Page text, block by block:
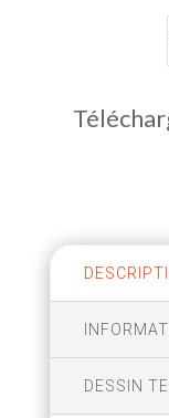
DESSIN